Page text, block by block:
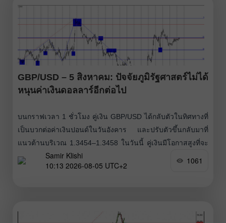
GBP/USD – 5 สิงหาคม: ปัจจัยภูมิรัฐศาสตร์ไม่ได้
หนุนค่าเงินดอลลาร์อีกต่อไป
บนกราฟเวลา 1 ชั่วโมง คู่เงิน GBP/USD ได้กลับตัวในทิศทางที่
เป็นบวกต่อค่าเงินปอนด์ในวันอังคาร และปรับตัวขึ้นกลับมาที่
แนวต้านบริเวณ 1.3454–1.3458 ในวันนี้ คู่เงินมีโอกาสสูงที่จะ
ยืนเหนือโซนดังกล่าวได้ ซึ่งจะเอื้อให้เทรดเดอร์คาดหวังการปรับ
ตัวขึ้นต่อไปยังแนวต้านถัดไปที่ระดับ 1.3526–1.3557 การดีดตัว
Samir Klishi
10:13 2026-08-05 UTC+2
1061